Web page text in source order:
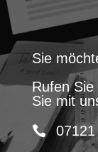
Sie
Rufen
Sie mit
07121